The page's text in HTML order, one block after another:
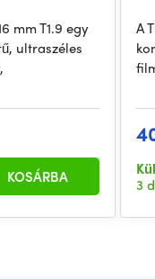
mm T1.9 egy
ultraszéles
KOSÁRBA
A
3